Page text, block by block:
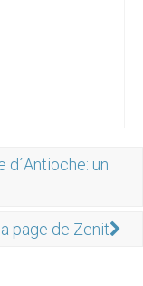
un
page de Zenit